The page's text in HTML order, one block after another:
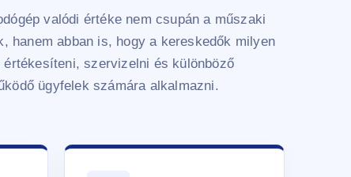
valódi értéke nem csupán a műszaki
hanem abban is, hogy a kereskedők milyen
értékesíteni, szervizelni és különböző
ügyfelek számára alkalmazni.